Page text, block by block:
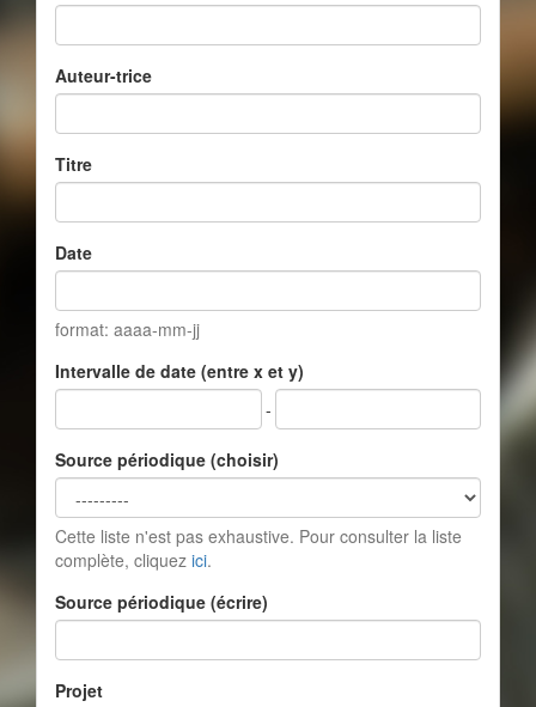
Auteur-trice
Titre
Date
format: aaaa-mm-jj
Intervalle de date (entre x et y)
-
Source périodique (choisir)
Cette liste n'est pas exhaustive. Pour consulter la liste
complète, cliquez ici.
Source périodique (écrire)
Projet